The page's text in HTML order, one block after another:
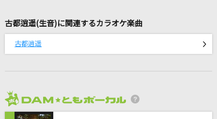
アイデンティティ
サカナクション
snow drop
[生音]晴る
古都逍遥(生音)に関連するカラオケ楽曲
古都逍遥